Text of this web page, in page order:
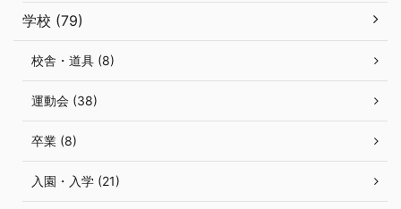
学校 (79)
校舎・道具 (8)
運動会 (38)
卒業 (8)
入園・入学 (21)